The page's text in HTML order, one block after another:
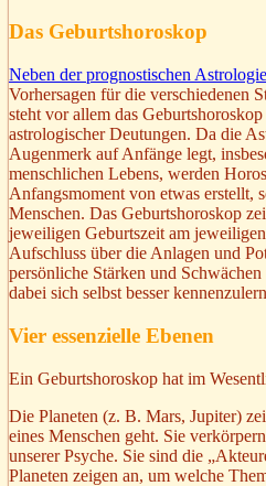
Das Geburtshoroskop
Neben der prognostischen Astrologie
Vorhersagen für die verschiedenen
steht vor allem das
astrologischer Deutungen. Da die
Augenmerk auf Anfänge legt,
menschlichen Lebens, werden
Anfangsmoment von etwas erstellt,
Menschen. Das Geburtshoroskop
jeweiligen Geburtszeit am
Aufschluss über die Anlagen und
persönliche Stärken und
dabei sich selbst besser
Vier essenzielle Ebenen
Ein Geburtshoroskop hat im
Die Planeten (z. B. Mars, Jupiter)
eines Menschen geht. Sie
unserer Psyche. Sie sind die
Planeten zeigen an, um welche